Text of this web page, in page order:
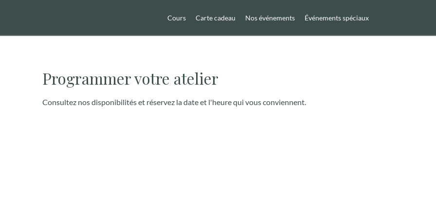
Cours Carte cadeau Nos événements Événements spéciaux
Programmer votre atelier
Consultez nos disponibilités et réservez la date et l'heure qui vous conviennent.